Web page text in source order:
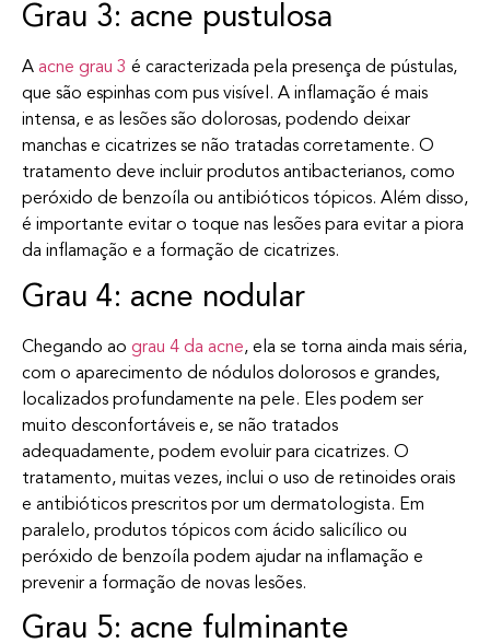
Grau 3: acne pustulosa
A acne grau 3 é caracterizada pela presença de pústulas,
que são espinhas com pus visível. A inflamação é mais
intensa, e as lesões são dolorosas, podendo deixar
manchas e cicatrizes se não tratadas corretamente. O
tratamento deve incluir produtos antibacterianos, como
peróxido de benzoíla ou antibióticos tópicos. Além disso,
é importante evitar o toque nas lesões para evitar a piora
da inflamação e a formação de cicatrizes.
Grau 4: acne nodular
Chegando ao grau 4 da acne, ela se torna ainda mais séria,
com o aparecimento de nódulos dolorosos e grandes,
localizados profundamente na pele. Eles podem ser
muito desconfortáveis e, se não tratados
adequadamente, podem evoluir para cicatrizes. O
tratamento, muitas vezes, inclui o uso de retinoides orais
e antibióticos prescritos por um dermatologista. Em
paralelo, produtos tópicos com ácido salicílico ou
peróxido de benzoíla podem ajudar na inflamação e
prevenir a formação de novas lesões.
Grau 5: acne fulminante